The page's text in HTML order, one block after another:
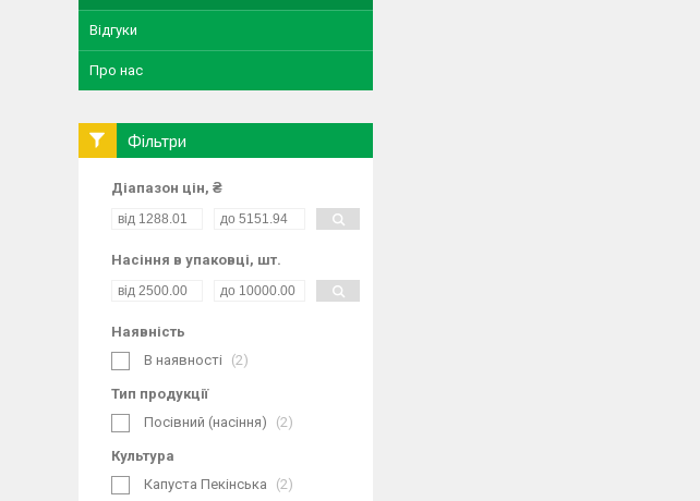
Відгуки
Про нас
Фільтри
Діапазон цін, ₴
Насіння в упаковці, шт.
Наявність
В наявності
2
Тип продукції
Посівний (насіння)
2
Культура
Капуста Пекінська
2